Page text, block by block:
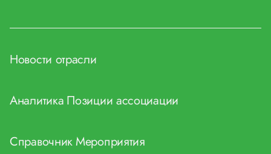
Новости отрасли
Аналитика Позиции ассоциации
СправочникМероприятия